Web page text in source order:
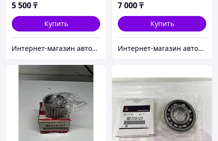
5 500₸
Купить
Интернет-магазин автозапчастей Parts-shop.kz
7 000₸
Купить
Интернет-магазин автозапчастей Parts-shop.kz